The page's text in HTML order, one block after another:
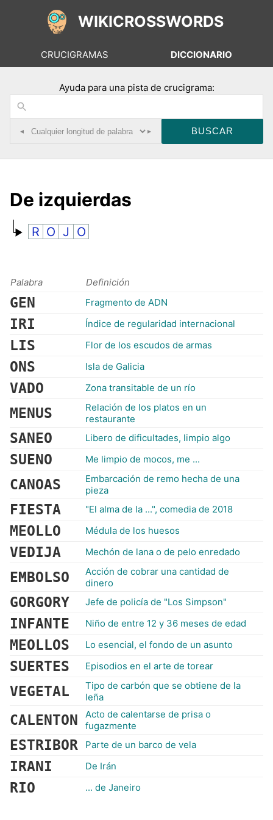
WIKICROSSWORDS
CRUCIGRAMAS DICCIONARIO
Ayuda para una pista de crucigrama:
◂ ▸
De izquierdas
R O J O
Palabra Definición
GEN Fragmento de ADN
IRI Índice de regularidad internacional
LIS Flor de los escudos de armas
ONS Isla de Galicia
VADO Zona transitable de un río
MENUS
Relación de los platos en un
restaurante
SANEO Libero de dificultades, limpio algo
SUENO Me limpio de mocos, me ...
CANOAS
Embarcación de remo hecha de una
pieza
FIESTA "El alma de la ...", comedia de 2018
MEOLLO Médula de los huesos
VEDIJA Mechón de lana o de pelo enredado
EMBOLSO
Acción de cobrar una cantidad de
dinero
GORGORY Jefe de policía de "Los Simpson"
INFANTE Niño de entre 12 y 36 meses de edad
MEOLLOS Lo esencial, el fondo de un asunto
SUERTES Episodios en el arte de torear
VEGETAL
Tipo de carbón que se obtiene de la
leña
CALENTON
Acto de calentarse de prisa o
fugazmente
ESTRIBOR Parte de un barco de vela
IRANI De Irán
RIO ... de Janeiro